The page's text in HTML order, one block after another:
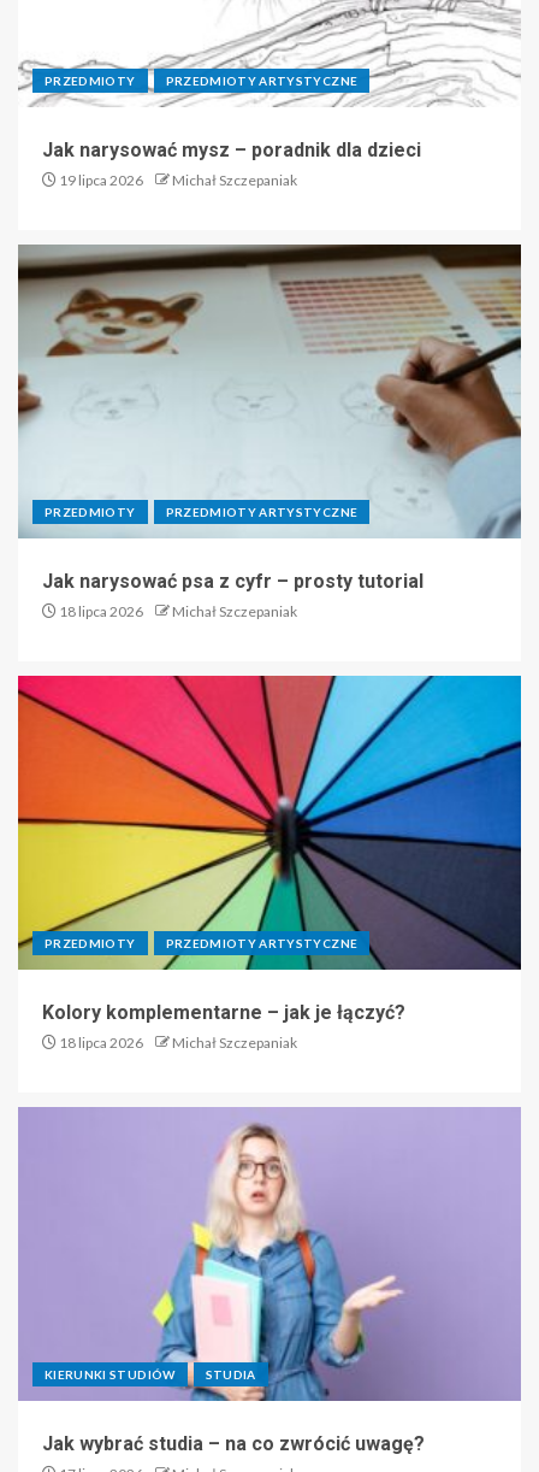
PRZEDMIOTY PRZEDMIOTY ARTYSTYCZNE
Jak narysować mysz – poradnik dla dzieci
19 lipca 2026 Michał Szczepaniak
PRZEDMIOTY PRZEDMIOTY ARTYSTYCZNE
Jak narysować psa z cyfr – prosty tutorial
18 lipca 2026 Michał Szczepaniak
PRZEDMIOTY PRZEDMIOTY ARTYSTYCZNE
Kolory komplementarne – jak je łączyć?
18 lipca 2026 Michał Szczepaniak
KIERUNKI STUDIÓW STUDIA
Jak wybrać studia – na co zwrócić uwagę?